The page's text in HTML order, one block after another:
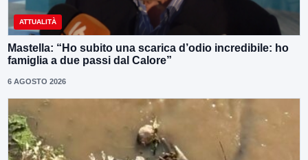
ATTUALITÀ
Mastella: “Ho subito una scarica d’odio incredibile: ho
famiglia a due passi dal Calore”
6 AGOSTO 2026